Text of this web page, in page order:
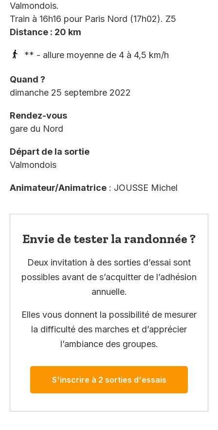
Valmondois.
Train à 16h16 pour Paris Nord (17h02). Z5
Distance : 20 km
** - allure moyenne de 4 à 4,5 km/h
Quand ?
dimanche 25 septembre 2022
Rendez-vous
gare du Nord
Départ de la sortie
Valmondois
Animateur/Animatrice : JOUSSE Michel
Envie de tester la randonnée ?
Deux invitation à des sorties d’essai sont
possibles avant de s’acquitter de l’adhésion
annuelle.
Elles vous donnent la possibilité de mesurer
la difficulté des marches et d’apprécier
l’ambiance des groupes.
S'inscrire à 2 sorties d'essais